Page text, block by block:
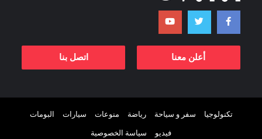
أعلن معنا اتصل بنا
تكنولوجيا سفر و سياحة رياضة منوعات سيارات البومات
فيديو سياسة الخصوصية